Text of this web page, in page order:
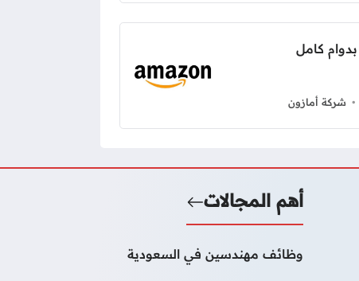
شركة أمازون
أهم المجالات
وظائف مهندسين في السعودية